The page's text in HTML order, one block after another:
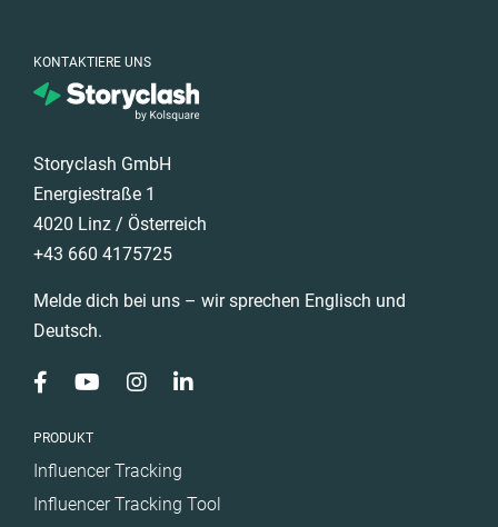
KONTAKTIERE UNS
Storyclash GmbH
Energiestraße 1
4020 Linz / Österreich
+43 660 4175725
Melde dich bei uns – wir sprechen Englisch und
Deutsch.
PRODUKT
Influencer Tracking
Influencer Tracking Tool